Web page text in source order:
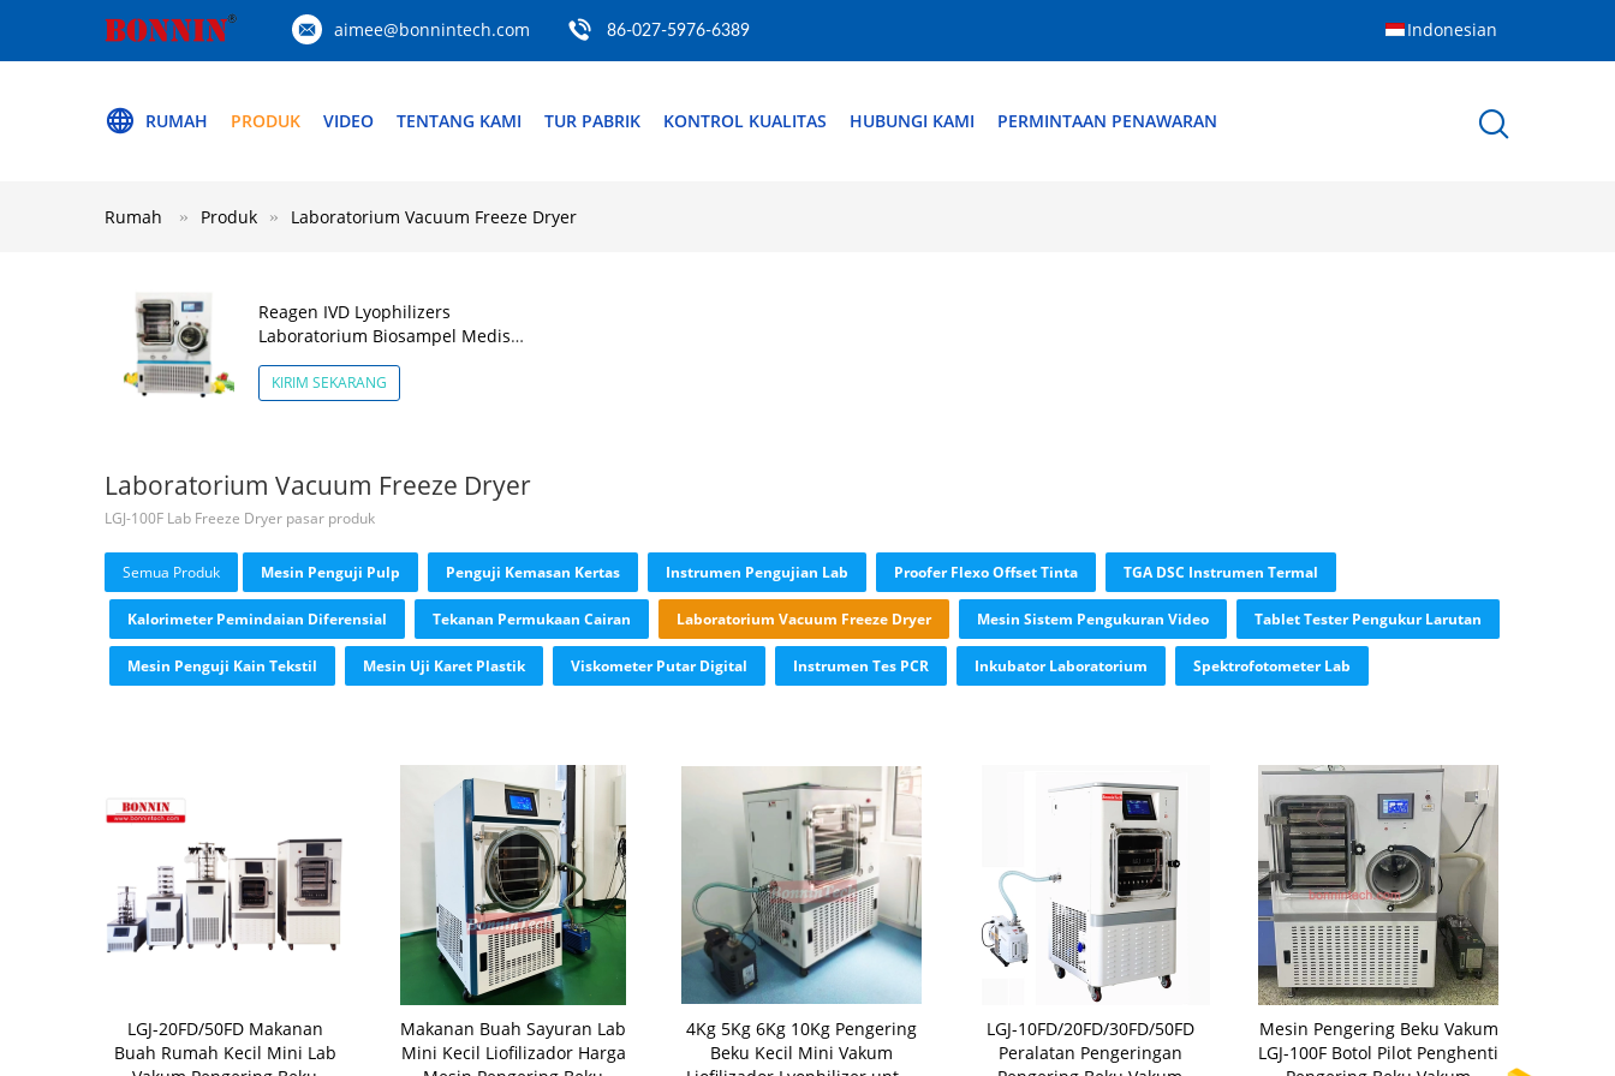
aimee@bonnintech.com 86-027-5976-6389 Indonesian
RUMAH PRODUK VIDEO TENTANG KAMI TUR PABRIK KONTROL KUALITAS HUBUNGI KAMI PERMINTAAN PENAWARAN
Rumah Produk Laboratorium Vacuum Freeze Dryer
Reagen IVD Lyophilizers
Laboratorium Biosampel Medis
Freeze Dryer Pilot In Situ
KIRIM SEKARANG
Laboratorium Vacuum Freeze Dryer
LGJ-100F Lab Freeze Dryer pasar produk
Semua Produk Mesin Penguji Pulp Penguji Kemasan Kertas Instrumen Pengujian Lab Proofer Flexo Offset Tinta TGA DSC Instrumen Termal
Kalorimeter Pemindaian Diferensial Tekanan Permukaan Cairan Laboratorium Vacuum Freeze Dryer Mesin Sistem Pengukuran Video Tablet Tester Pengukur Larutan
Mesin Penguji Kain Tekstil Mesin Uji Karet Plastik Viskometer Putar Digital Instrumen Tes PCR Inkubator Laboratorium Spektrofotometer Lab
LGJ-20FD/50FD Makanan
Buah Rumah Kecil Mini Lab
Makanan Buah Sayuran Lab
Mini Kecil Liofilizador Harga
4Kg 5Kg 6Kg 10Kg Pengering
Beku Kecil Mini Vakum
LGJ-10FD/20FD/30FD/50FD
Peralatan Pengeringan
Mesin Pengering Beku Vakum
LGJ-100F Botol Pilot Penghenti